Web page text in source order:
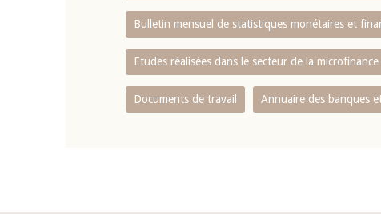
Bulletin mensuel de statistiques monétaires et
Etudes réalisées dans le secteur de la microfinance
Documents de travail Annuaire des banques